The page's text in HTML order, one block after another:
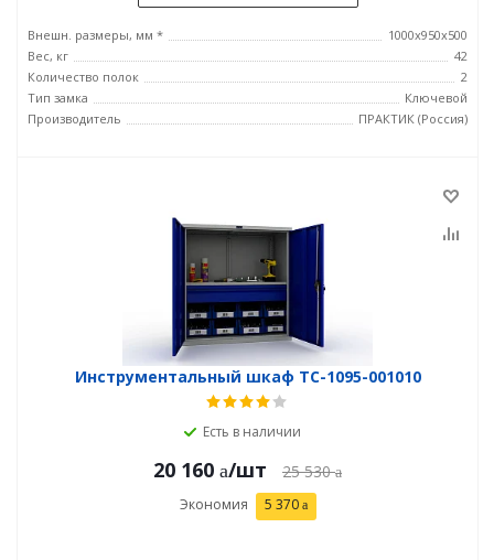
Внешн. размеры, мм *
1000x950x500
Вес, кг
42
Количество полок
2
Тип замка
Ключевой
Производитель
ПРАКТИК (Россия)
Инструментальный шкаф TC-1095-001010
Есть в наличии
20 160 /шт 25 530
Экономия 5 370